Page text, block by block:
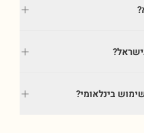
בינלאומי?